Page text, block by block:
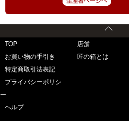
TOP
お買い物の手引き
特定商取引法表記
プライバシーポリシ
ー
ヘルプ
店舗
匠の箱とは